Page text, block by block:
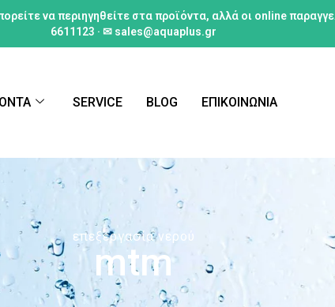
να περιηγηθείτε στα προϊόντα, αλλά οι online
6611123 · ✉ sales@aquaplus.gr
SERVICE BLOG ΕΠΙΚΟΙΝΩΝΙΑ
επεξεργασία νερού
mtm